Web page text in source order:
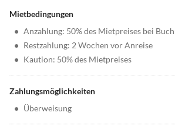
Mietbedingungen
• Anzahlung: 50% des Mietpreises bei
• Restzahlung: 2 Wochen vor Anreise
• Kaution: 50% des Mietpreises
Zahlungsmöglichkeiten
• Überweisung